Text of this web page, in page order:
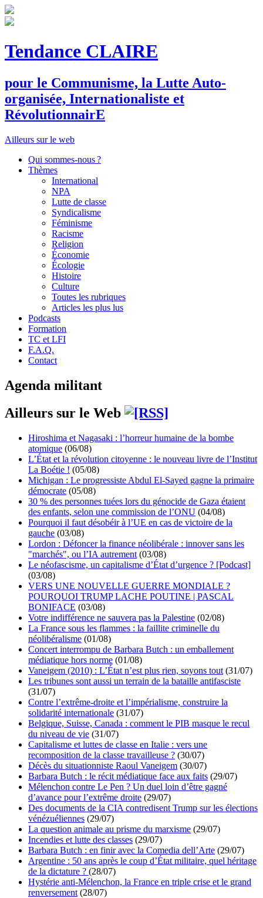
Tendance CLAIRE
pour le Communisme, la Lutte Auto-
organisée, Internationaliste et
RévolutionnairE
Ailleurs sur le web
Qui sommes-nous ?
Thèmes
International
NPA
Lutte de classe
Syndicalisme
Féminisme
Racisme
Religion
Économie
Écologie
Histoire
Culture
Toutes les rubriques
Articles les plus lus
Podcasts
Formation
TC et LFI
F.A.Q.
Contact
Agenda militant
Ailleurs sur le Web
Hiroshima et Nagasaki : l’horreur humaine de la bombe
atomique (06/08)
L’État et la révolution citoyenne : le nouveau livre de l’Institut
La Boétie ! (05/08)
Michigan : Le progressiste Abdul El-Sayed gagne la primaire
démocrate (05/08)
30 % des personnes tuées lors du génocide de Gaza étaient
des enfants, selon une commission de l’ONU (04/08)
Pourquoi il faut désobéir à l’UE en cas de victoire de la
gauche (03/08)
Lordon : Défoncer la finance néolibérale : innover sans les
"marchés", ou l’IA autrement (03/08)
Le néofascisme, un capitalisme d’État d’urgence ? [Podcast]
(03/08)
VERS UNE NOUVELLE GUERRE MONDIALE ?
POURQUOI TRUMP LACHE POUTINE | PASCAL
BONIFACE (03/08)
Votre indifférence ne sauvera pas la Palestine (02/08)
La France sous les flammes : la faillite criminelle du
néolibéralisme (01/08)
Concert interrompu de Barbara Butch : un emballement
médiatique hors norme (01/08)
Vaneigem (2010) : L’État n’est plus rien, soyons tout (31/07)
Les tribunes sont aussi un terrain de la bataille antifasciste
(31/07)
Contre l’extrême-droite et l’impérialisme, construire la
solidarité internationale (31/07)
Belgique, Suisse, Canada : comment le PIB masque le recul
du niveau de vie (31/07)
Capitalisme et luttes de classe en Italie : vers une
recomposition de la classe travailleuse ? (30/07)
Décès du situationniste Raoul Vaneigem (30/07)
Barbara Butch : le récit médiatique face aux faits (29/07)
Mélenchon contre Le Pen ? Un duel loin d’être gagné
d’avance pour l’extrême droite (29/07)
Des documents de la CIA contredisent Trump sur les élections
vénézuéliennes (29/07)
La question animale au prisme du marxisme (29/07)
Incendies et lutte des classes (29/07)
Barbara Butch : en finir avec la Comedia dell’Arte (29/07)
Argentine : 50 ans après le coup d’État militaire, quel héritage
de la dictature ? (28/07)
Hystérie anti-Mélenchon, la France en triple crise et le grand
renversement (28/07)